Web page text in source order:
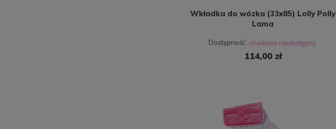
Wkładka do wózka (33x85) Lolly Polly
Lama
Dostępność:
114,00 zł